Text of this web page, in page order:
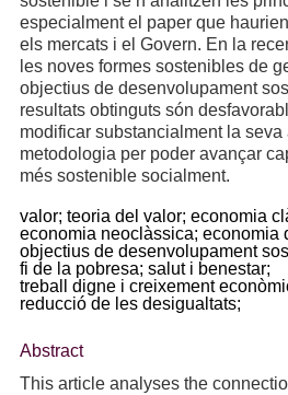
especialment el paper que
els mercats i el Govern. En la
les noves formes sostenibles de
objectius de desenvolupament
resultats obtinguts són
modificar substancialment la seva
metodologia per poder avançar
més sostenible socialment.
valor; teoria del valor; economia
economia neoclàssica; economia
objectius de desenvolupament
fi de la pobresa; salut i benestar;
treball digne i creixement
reducció de les desigualtats;
Abstract
This article analyses the